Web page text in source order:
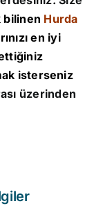
bilinen Hurda
en iyi
isterseniz
üzerinden